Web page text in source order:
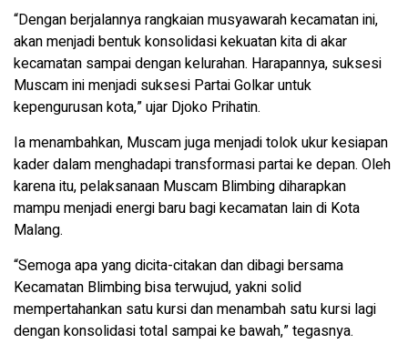
“Dengan berjalannya rangkaian musyawarah kecamatan ini,
akan menjadi bentuk konsolidasi kekuatan kita di akar
kecamatan sampai dengan kelurahan. Harapannya, suksesi
Muscam ini menjadi suksesi Partai Golkar untuk
kepengurusan kota,” ujar Djoko Prihatin.
Ia menambahkan, Muscam juga menjadi tolok ukur kesiapan
kader dalam menghadapi transformasi partai ke depan. Oleh
karena itu, pelaksanaan Muscam Blimbing diharapkan
mampu menjadi energi baru bagi kecamatan lain di Kota
Malang.
“Semoga apa yang dicita-citakan dan dibagi bersama
Kecamatan Blimbing bisa terwujud, yakni solid
mempertahankan satu kursi dan menambah satu kursi lagi
dengan konsolidasi total sampai ke bawah,” tegasnya.